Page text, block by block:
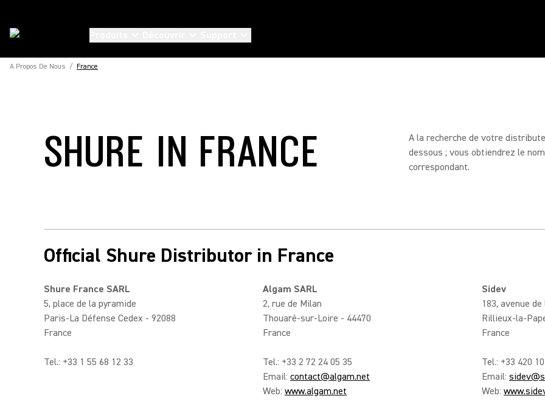
A Propos De Nous / France
SHURE IN FRANCE
A la recherche de votre
dessous ; vous obtiendrez le
correspondant.
Official Shure Distributor in France
Shure France SARL
5, place de la pyramide
Paris-La Défense Cedex - 92088
France
Tel.: +33 1 55 68 12 33
Algam SARL
2, rue de Milan
Thouaré-sur-Loire - 44470
France
Tel.: +33 2 72 24 05 35
Email: contact@algam.net
Web: www.algam.net
Sidev
183, avenue
Rillieux-la-
France
Tel.: +33 420
Email:
Web: